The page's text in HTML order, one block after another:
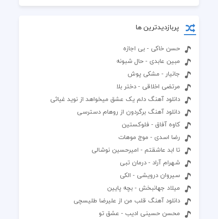
پربازدیدترین ها
حسن خاکی - بی اجازه
مبین عابدی - حال شبونه
جانیار - مشکی پوش
مرتضی اخلاقی - دختر بلا
دانلود آهنگ دلم یک عشق میخواهد از نوید غیاثی
دانلود آهنگ برگردون از روهام دسترسی
کاوه آفاق - فلوکستین
رضا اسدی - موج موهات
تا ابد عاشقتم - امیرحسین نوشالی
شهرام آراد - درمان تبی
سیروان درویشی - الکی
میلاد جهانبخش - بچه پایین
دانلود آهنگ قلب من از علیرضا طلیسچی
محسن حسینی ادیب - عشق تو‌